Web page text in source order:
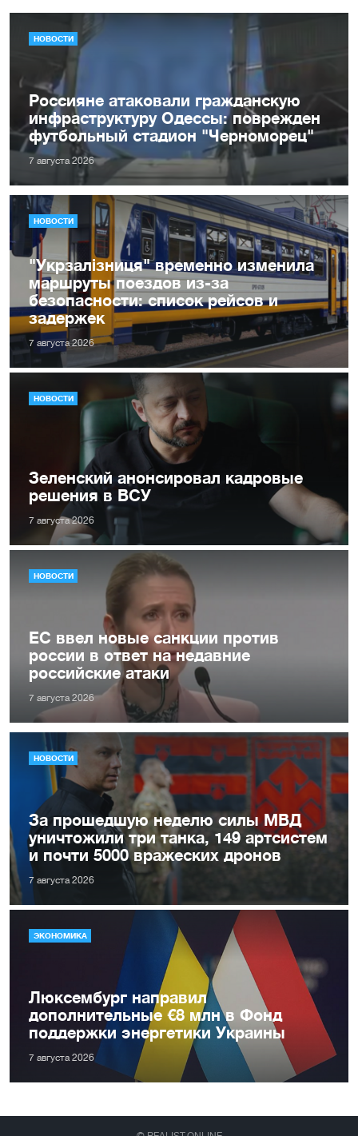
НОВОСТИ
Россияне атаковали гражданскую
инфраструктуру Одессы: поврежден
футбольный стадион "Черноморец"
7 августа 2026
НОВОСТИ
"Укрзалізниця" временно изменила
маршруты поездов из-за
безопасности: список рейсов и
задержек
7 августа 2026
НОВОСТИ
Зеленский анонсировал кадровые
решения в ВСУ
7 августа 2026
НОВОСТИ
ЕС ввел новые санкции против
россии в ответ на недавние
российские атаки
7 августа 2026
НОВОСТИ
За прошедшую неделю силы МВД
уничтожили три танка, 149 артсистем
и почти 5000 вражеских дронов
7 августа 2026
ЭКОНОМИКА
Люксембург направил
дополнительные €8 млн в Фонд
поддержки энергетики Украины
7 августа 2026